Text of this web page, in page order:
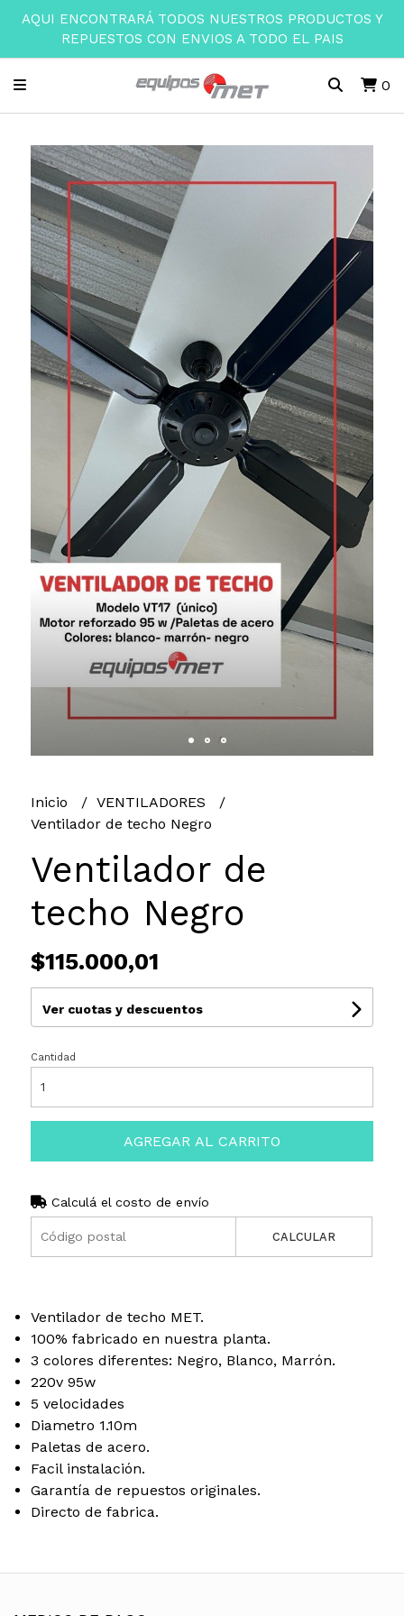
AQUI ENCONTRARÁ TODOS NUESTROS PRODUCTOS Y
REPUESTOS CON ENVIOS A TODO EL PAIS
0
Inicio
VENTILADORES
Ventilador de techo Negro
Ventilador de
techo Negro
$115.000,01
Ver cuotas y descuentos
Cantidad
AGREGAR AL CARRITO
Calculá el costo de envío
CALCULAR
Ventilador de techo MET.
100% fabricado en nuestra planta.
3 colores diferentes: Negro, Blanco, Marrón.
220v 95w
5 velocidades
Diametro 1.10m
Paletas de acero.
Facil instalación.
Garantía de repuestos originales.
Directo de fabrica.